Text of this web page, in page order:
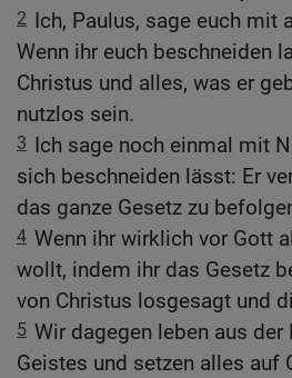
2 Ich, Paulus, sage euch mit
Wenn ihr euch beschneiden
Christus und alles, was er
nutzlos sein.
3 Ich sage noch einmal mit
sich beschneiden lässt: Er
das ganze Gesetz zu
4 Wenn ihr wirklich vor Gott
wollt, indem ihr das Gesetz
von Christus losgesagt und
5 Wir dagegen leben aus
Geistes und setzen alles auf